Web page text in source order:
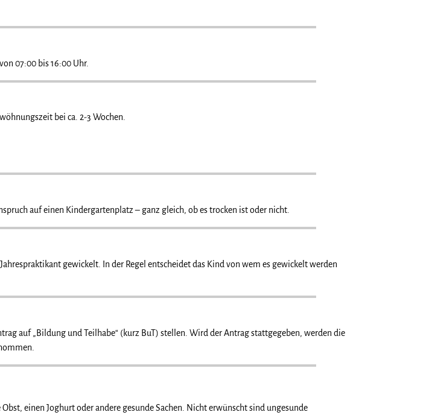
07:00 bis 16:00 Uhr.
bei ca. 2-3 Wochen.
auf einen Kindergartenplatz – ganz gleich, ob es trocken ist oder nicht.
gewickelt. In der Regel entscheidet das Kind von wem es gewickelt werden
auf „Bildung und Teilhabe“ (kurz BuT) stellen. Wird der Antrag stattgegeben, werden die
einen Joghurt oder andere gesunde Sachen. Nicht erwünscht sind ungesunde